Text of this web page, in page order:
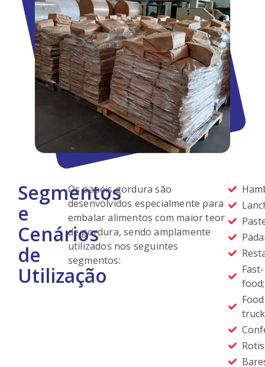
Segmentos
e
Cenários
de
Utilização
Os papéis gordura são
desenvolvidos especialmente para
embalar alimentos com maior teor
de gordura, sendo amplamente
utilizados nos seguintes
segmentos:
Fast-
food;
Food